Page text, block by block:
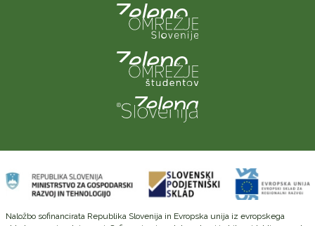
Naložbo sofinancirata Republika Slovenija in Evropska unija iz evropskega